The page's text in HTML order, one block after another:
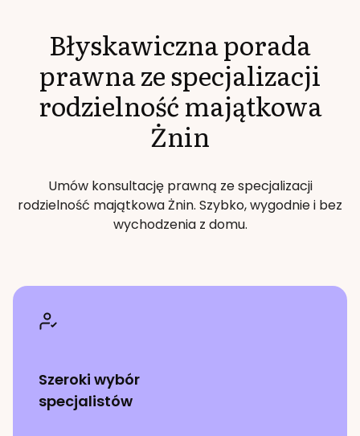
Błyskawiczna porada
prawna ze specjalizacji
rodzielność majątkowa
Żnin
Umów konsultację prawną ze specjalizacji
rodzielność majątkowaŻnin. Szybko, wygodnie i bez
wychodzenia z domu.
Szeroki wybór
specjalistów